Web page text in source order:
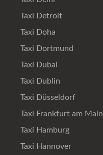
Taxi Detroit
Taxi Doha
Taxi Dortmund
Taxi Dubai
Taxi Dublin
Taxi Düsseldorf
Taxi Frankfurt am Main
Taxi Hamburg
Taxi Hannover